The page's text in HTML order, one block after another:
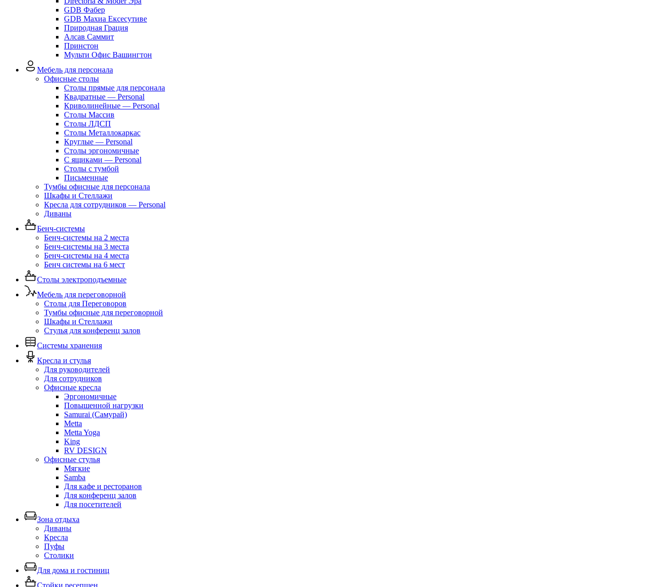
GDB Фабер
GDB Махиа Ексесутиве
Природная Грация
Алсав Саммит
Принстон
Мульти Офис Вашингтон
Мебель для персонала
Офисные столы
Столы прямые для персонала
Квадратные — Personal
Криволинейные — Personal
Столы Массив
Столы ЛДСП
Столы Металлокаркас
Круглые — Personal
Столы эргономичные
С ящиками — Personal
Столы с тумбой
Письменные
Тумбы офисные для персонала
Шкафы и Стеллажи
Кресла для сотрудников — Personal
Диваны
Бенч-системы
Бенч-системы на 2 места
Бенч-системы на 3 места
Бенч-системы на 4 места
Бенч системы на 6 мест
Столы электроподъемные
Мебель для переговорной
Столы для Переговоров
Тумбы офисные для переговорной
Шкафы и Стеллажи
Стулья для конференц залов
Системы хранения
Кресла и стулья
Для руководителей
Для сотрудников
Офисные кресла
Эргономичные
Повышенной нагрузки
Samurai (Самурай)
Metta
Metta Yoga
King
RV DESIGN
Офисные стулья
Мягкие
Samba
Для кафе и ресторанов
Для конференц залов
Для посетителей
Зона отдыха
Диваны
Кресла
Пуфы
Столики
Для дома и гостиниц
Стойки ресепшен